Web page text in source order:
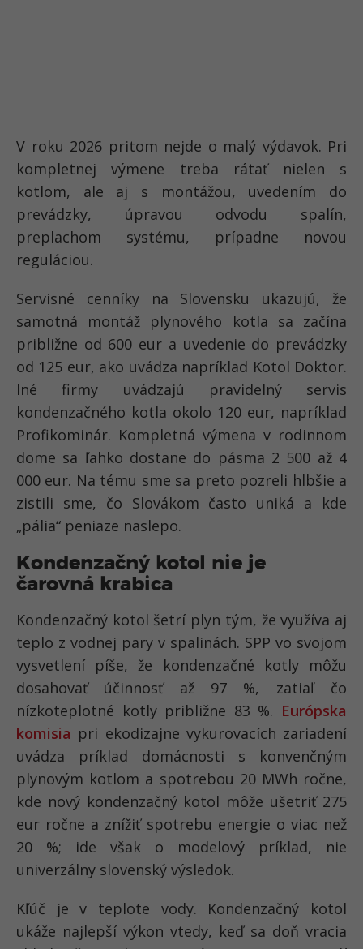
V roku 2026 pritom nejde o malý výdavok. Pri
kompletnej výmene treba rátať nielen s
kotlom, ale aj s montážou, uvedením do
prevádzky, úpravou odvodu spalín,
preplachom systému, prípadne novou
reguláciou.
Servisné cenníky na Slovensku ukazujú, že
samotná montáž plynového kotla sa začína
približne od 600 eur a uvedenie do prevádzky
od 125 eur, ako uvádza napríklad Kotol Doktor.
Iné firmy uvádzajú pravidelný servis
kondenzačného kotla okolo 120 eur, napríklad
Profikominár. Kompletná výmena v rodinnom
dome sa ľahko dostane do pásma 2 500 až 4
000 eur. Na tému sme sa preto pozreli hlbšie a
zistili sme, čo Slovákom často uniká a kde
„pália“ peniaze naslepo.
Kondenzačný kotol nie je
čarovná krabica
Kondenzačný kotol šetrí plyn tým, že využíva aj
teplo z vodnej pary v spalinách. SPP vo svojom
vysvetlení píše, že kondenzačné kotly môžu
dosahovať účinnosť až 97 %, zatiaľ čo
nízkoteplotné kotly približne 83 %. Európska
komisia pri ekodizajne vykurovacích zariadení
uvádza príklad domácnosti s konvenčným
plynovým kotlom a spotrebou 20 MWh ročne,
kde nový kondenzačný kotol môže ušetriť 275
eur ročne a znížiť spotrebu energie o viac než
20 %; ide však o modelový príklad, nie
univerzálny slovenský výsledok.
Kľúč je v teplote vody. Kondenzačný kotol
ukáže najlepší výkon vtedy, keď sa doň vracia